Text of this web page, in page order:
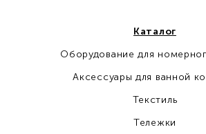
Каталог
Оборудование для
Аксессуары для ванной
Текстиль
Тележки